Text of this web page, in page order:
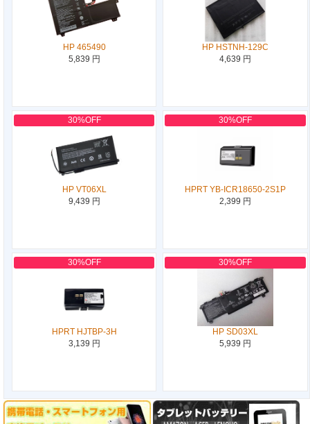
HP 465490
5,839 円
HP HSTNH-129C
4,639 円
30%OFF
HP VT06XL
9,439 円
30%OFF
HPRT YB-ICR18650-2S1P
2,399 円
30%OFF
HPRT HJTBP-3H
3,139 円
30%OFF
HP SD03XL
5,939 円